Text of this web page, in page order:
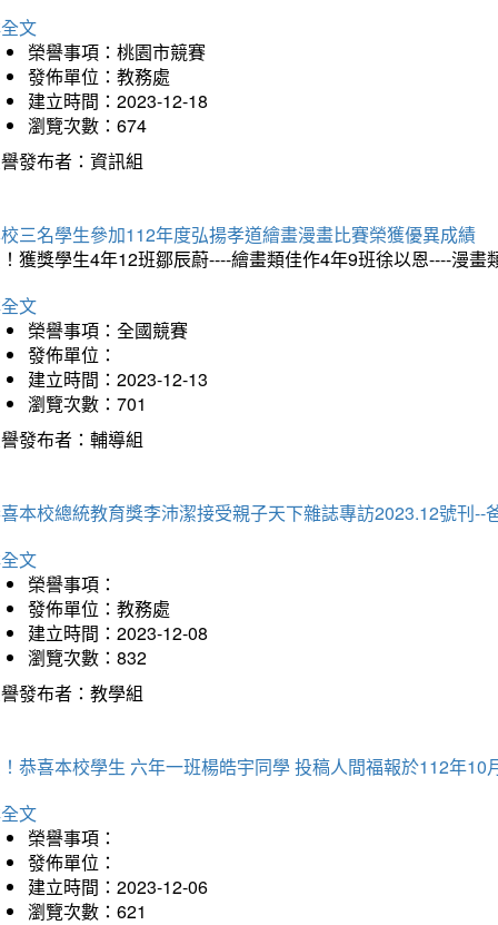
文
榮譽事項：桃園市競賽
發佈單位：教務處
建立時間：2023-12-18
瀏覽次數：674
發布者：資訊組
三名學生參加112年度弘揚孝道繪畫漫畫比賽榮獲優異成績
獲獎學生4年12班鄒辰蔚----繪畫類佳作4年9班徐以恩----漫
文
榮譽事項：全國競賽
發佈單位：
建立時間：2023-12-13
瀏覽次數：701
發布者：輔導組
本校總統教育獎李沛潔接受親子天下雜誌專訪2023.12號刊--
文
榮譽事項：
發佈單位：教務處
建立時間：2023-12-08
瀏覽次數：832
發布者：教學組
恭喜本校學生 六年一班楊皓宇同學 投稿人間福報於112年10
文
榮譽事項：
發佈單位：
建立時間：2023-12-06
瀏覽次數：621